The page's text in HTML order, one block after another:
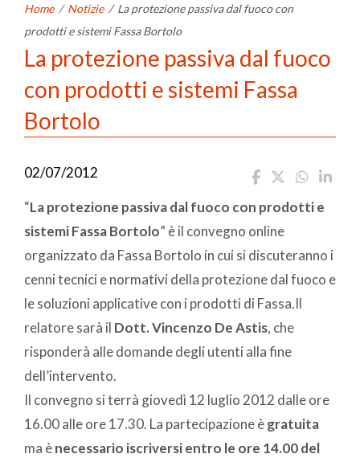
Home / Notizie / La protezione passiva dal fuoco con
prodotti e sistemi Fassa Bortolo
La protezione passiva dal fuoco
con prodotti e sistemi Fassa
Bortolo
02/07/2012
“La protezione passiva dal fuoco con prodotti e
sistemi Fassa Bortolo” è il convegno online
organizzato da Fassa Bortolo in cui si discuteranno i
cenni tecnici e normativi della protezione dal fuoco e
le soluzioni applicative con i prodotti di Fassa.Il
relatore sarà il Dott. Vincenzo De Astis, che
risponderà alle domande degli utenti alla fine
dell’intervento.
Il convegno si terrà giovedì 12 luglio 2012 dalle ore
16.00 alle ore 17.30. La partecipazione ègratuita
ma ènecessario iscriversi entro le ore 14.00 del